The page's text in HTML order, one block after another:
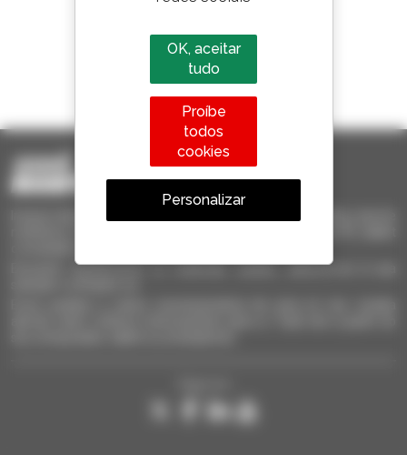
1 em cada 4 telescópicos
vendido no mundo é um manitou
Encontre rapidamente os materiais usados, adicione-os à sua
OK, aceitar
tudo
Proíbe
todos
cookies
Personalizar